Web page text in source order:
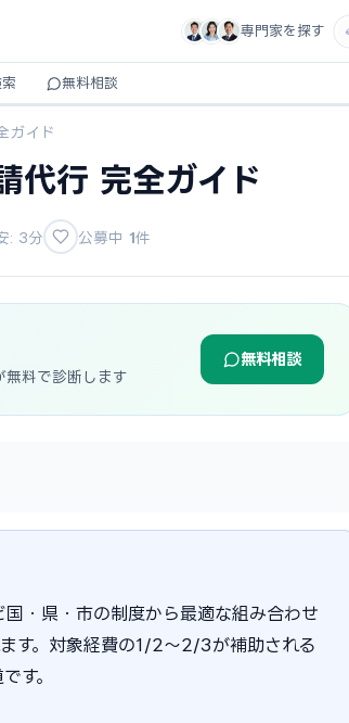
専門家を探す
無料相談
ガイド
代行 完全ガイド
: 3分 公募中 1件
無料で診断します
無料相談
・県・市の制度から最適な組み合わせ
す。対象経費の1/2〜2/3が補助される
す。